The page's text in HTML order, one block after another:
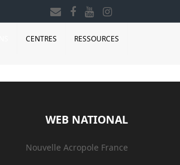
CENTRES RESSOURCES
WEB NATIONAL
Nouvelle Acropole France